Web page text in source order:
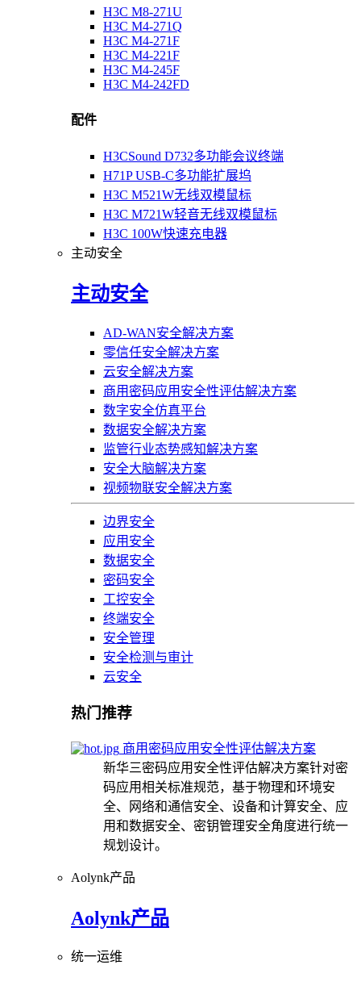
H3C M8-271U
H3C M4-271Q
H3C M4-271F
H3C M4-221F
H3C M4-245F
H3C M4-242FD
配件
H3CSound D732多功能会议终端
H71P USB-C多功能扩展坞
H3C M521W无线双模鼠标
H3C M721W轻音无线双模鼠标
H3C 100W快速充电器
主动安全
主动安全
AD-WAN安全解决方案
零信任安全解决方案
云安全解决方案
商用密码应用安全性评估解决方案
数字安全仿真平台
数据安全解决方案
监管行业态势感知解决方案
安全大脑解决方案
视频物联安全解决方案
边界安全
应用安全
数据安全
密码安全
工控安全
终端安全
安全管理
安全检测与审计
云安全
热门推荐
商用密码应用安全性评估解决方案
新华三密码应用安全性评估解决方案针对密
码应用相关标准规范，基于物理和环境安
全、网络和通信安全、设备和计算安全、应
用和数据安全、密钥管理安全角度进行统一
规划设计。
Aolynk产品
Aolynk产品
统一运维